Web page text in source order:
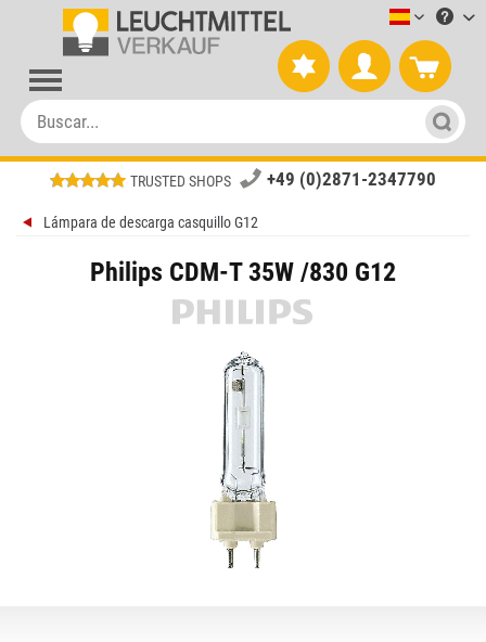
TRUSTED SHOPS +49 (0)2871-2347790
Lámpara de descarga casquillo G12
Philips CDM-T 35W /830 G12